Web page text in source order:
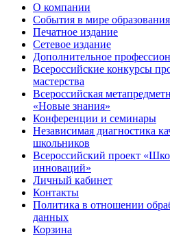
О компании
События в мире образования
Печатное издание
Сетевое издание
Дополнительное
Всероссийские конкурсы
мастерства
Всероссийская
«Новые знания»
Конференции и семинары
Независимая диагностика
школьников
Всероссийский проект
инноваций»
Личный кабинет
Контакты
Политика в отношении
данных
Корзина